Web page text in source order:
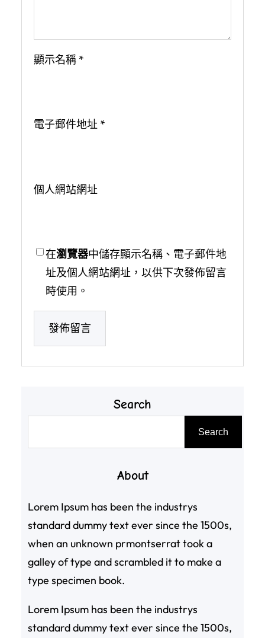
顯示名稱 *
電子郵件地址 *
個人網站網址
在瀏覽器中儲存顯示名稱、電子郵件地
址及個人網站網址，以供下次發佈留言
時使用。
Search
Search
About
Lorem Ipsum has been the industrys
standard dummy text ever since the 1500s,
when an unknown prmontserrat took a
galley of type and scrambled it to make a
type specimen book.
Lorem Ipsum has been the industrys
standard dummy text ever since the 1500s,